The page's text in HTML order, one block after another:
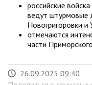
российские
ведут штурмовые
Новогригоровки и
отмечаются
части
26.09.2025 09:40